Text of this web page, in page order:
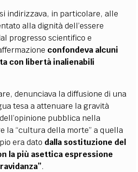
indirizzava, in particolare, alle
alla dignità dell’essere
progresso scientifico e
confondeva alcuni
con libertà inalienabili
denunciava la diffusione di una
tesa a attenuare la gravità
pubblica nella
la “cultura della morte” a quella
era dato dalla sostituzione del
la più asettica espressione
.